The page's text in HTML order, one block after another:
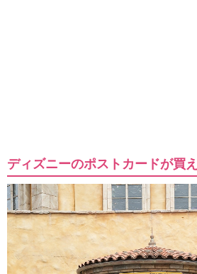
ディズニーのポストカードが買